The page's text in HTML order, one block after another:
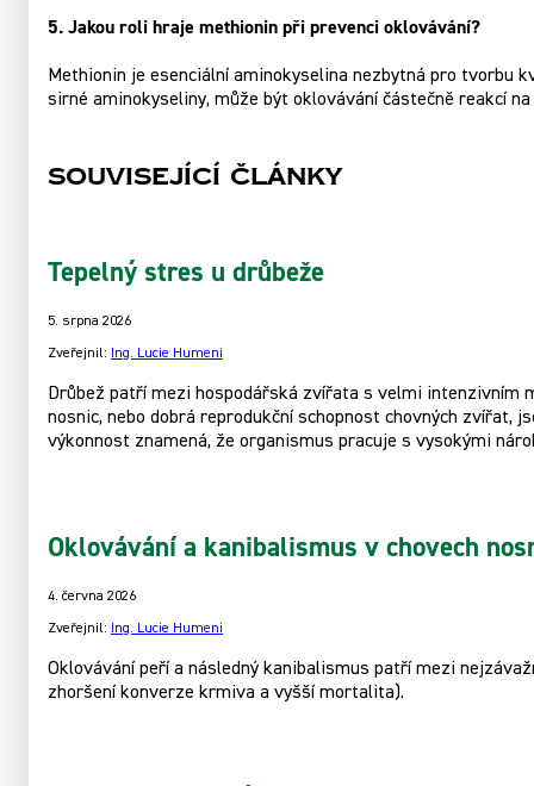
5. Jakou roli hraje methionin při prevenci oklovávání?
Methionin je esenciální aminokyselina nezbytná pro tvorbu
sirné aminokyseliny, může být oklovávání částečně reakcí
Související články
Tepelný stres u drůbeže
5. srpna 2026
Zveřejnil: Ing. Lucie Humeni
Drůbež patří mezi hospodářská zvířata s velmi intenzivním
nosnic, nebo dobrá reprodukční schopnost chovných zvířat,
výkonnost znamená, že organismus pracuje s vysokými
Oklovávání a kanibalismus v chovech
4. června 2026
Zveřejnil: Ing. Lucie Humeni
Oklovávání peří a následný kanibalismus patří mezi
zhoršení konverze krmiva a vyšší mortalita).